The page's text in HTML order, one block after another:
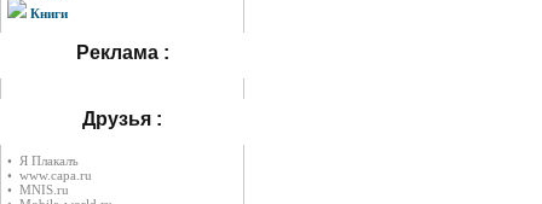
Книги
Реклама :
Друзья :
• Я Плакалъ
• www.capa.ru
• MNIS.ru